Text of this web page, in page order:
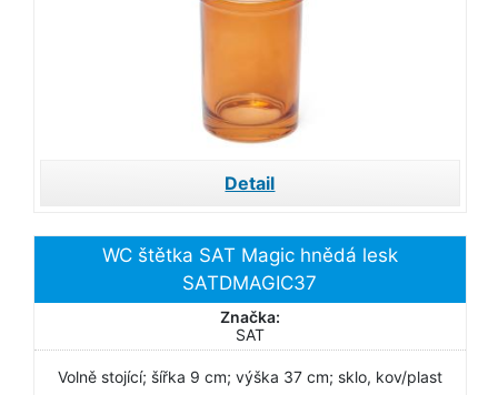
Detail
WC štětka SAT Magic hnědá lesk
SATDMAGIC37
Značka:
SAT
Volně stojící; šířka 9 cm; výška 37 cm; sklo, kov/plast